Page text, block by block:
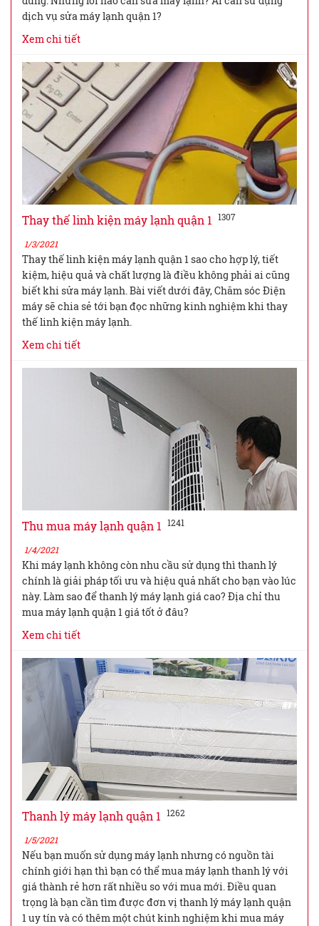
dịch vụ sửa máy lạnh quận 1?
Xem chi tiết
Thay thế linh kiện máy lạnh quận 1 1307
1/3/2021
Thay thế linh kiện máy lạnh quận 1 sao cho hợp lý, tiết
kiệm, hiệu quả và chất lượng là điều không phải ai cũng
biết khi sửa máy lạnh. Bài viết dưới đây, Chăm sóc Điện
máy sẽ chia sẻ tới bạn đọc những kinh nghiệm khi thay
thế linh kiện máy lạnh.
Xem chi tiết
Thu mua máy lạnh quận 1 1241
1/4/2021
Khi máy lạnh không còn nhu cầu sử dụng thì thanh lý
chính là giải pháp tối ưu và hiệu quả nhất cho bạn vào lúc
này. Làm sao để thanh lý máy lạnh giá cao? Địa chỉ thu
mua máy lạnh quận 1 giá tốt ở đâu?
Xem chi tiết
Thanh lý máy lạnh quận 1 1262
1/5/2021
Nếu bạn muốn sử dụng máy lạnh nhưng có nguồn tài
chính giới hạn thì bạn có thể mua máy lạnh thanh lý với
giá thành rẻ hơn rất nhiều so với mua mới. Điều quan
trọng là bạn cần tìm được đơn vị thanh lý máy lạnh quận
1 uy tín và có thêm một chút kinh nghiệm khi mua máy